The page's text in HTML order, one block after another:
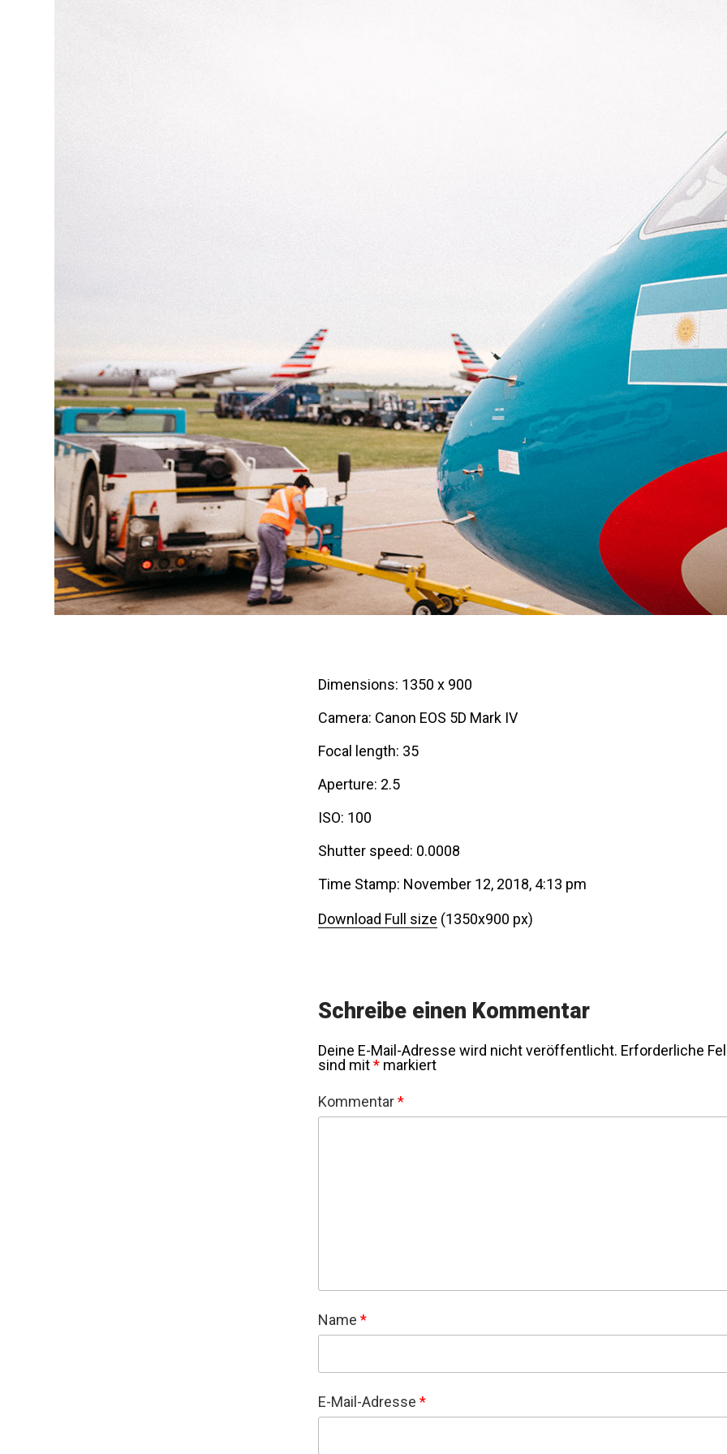
Dimensions: 1350 x 900
Camera: Canon EOS 5D Mark IV
Focal length: 35
Aperture: 2.5
ISO: 100
Shutter speed: 0.0008
Time Stamp: November 12, 2018, 4:13 pm
Download Full size (1350x900 px)
Schreibe einen Kommentar
Deine E-Mail-Adresse wird nicht veröffentlicht. Erforderliche
sind mit* markiert
Kommentar*
Name *
E-Mail-Adresse *